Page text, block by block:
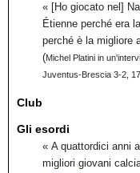
« [Ho giocato nel]
Étienne perché era
perché è la migliore
(Michel Platini in
Juventus-Brescia 3-2,
Club
Gli esordi
« A quattordici anni
migliori giovani